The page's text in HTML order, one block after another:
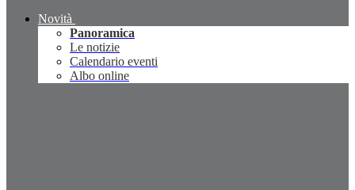
Novità
Panoramica
Le notizie
Calendario eventi
Albo online